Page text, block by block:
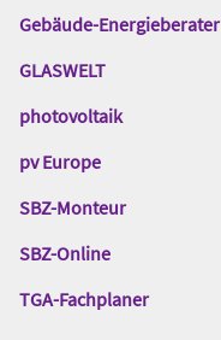
Gebäude-Energieberater
GLASWELT
photovoltaik
pv Europe
SBZ-Monteur
SBZ-Online
TGA-Fachplaner